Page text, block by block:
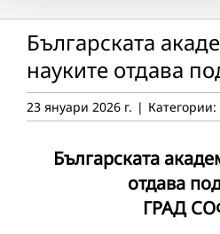
Българската
науките отдава
23 януари 2026 г. | Категории:
Българската
отдава
ГРАД